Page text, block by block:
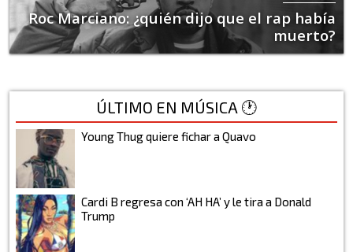
Roc Marciano: ¿quién dijo que el rap había
muerto?
ÚLTIMO EN MÚSICA 🕐
Young Thug quiere fichar a Quavo
Cardi B regresa con ‘AH HA’ y le tira a Donald
Trump